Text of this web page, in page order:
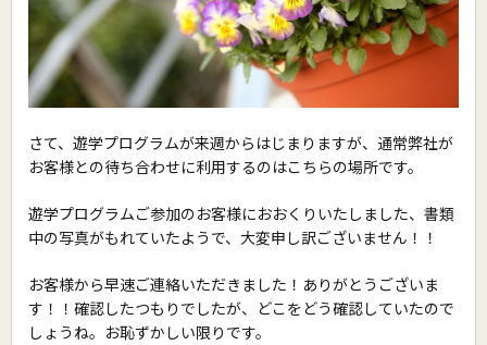
さて、遊学プログラムが来週からはじまりますが、通常弊社が
お客様との待ち合わせに利用するのはこちらの場所です。
遊学プログラムご参加のお客様におおくりいたしました、書類
中の写真がもれていたようで、大変申し訳ございません！！
お客様から早速ご連絡いただきました！ありがとうございま
す！！確認したつもりでしたが、どこをどう確認していたので
しょうね。お恥ずかしい限りです。